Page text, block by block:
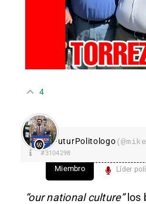
4
FuturPolitologo
#3104298
Miembro Líder
“our national culture”los